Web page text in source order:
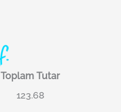
Toplam Tutar
123.68